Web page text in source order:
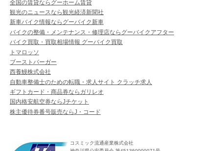
全国の賃貸ならグーホーム賃貸
観光のニュースなら観光経済新聞社
新車バイク情報ならグーバイク新車
バイクの整備・メンテナンス・修理店ならグーバイクアフター
バイク買取・買取相場情報 グーバイク買取
トマロッソ
ブーストバーガー
西養鰻株式会社
自動車整備士のための転職・求人サイト クラッチ求人
ギフトカード・商品券ならガリレオ
国内格安航空券ならJチケット
株主優待券番号販売ならJ・コード
コスミック流通産業株式会社